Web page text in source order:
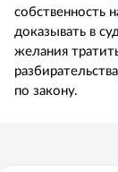
собственность
доказывать в
желания
по закону.